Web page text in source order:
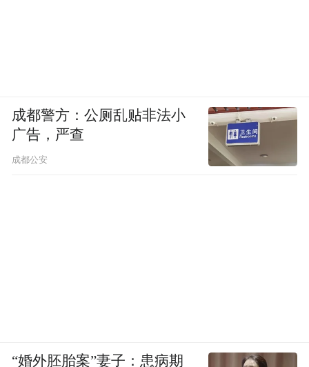
成都警方：公厕乱贴非法小
广告，严查
成都公安
“婚外胚胎案”妻子：患病期